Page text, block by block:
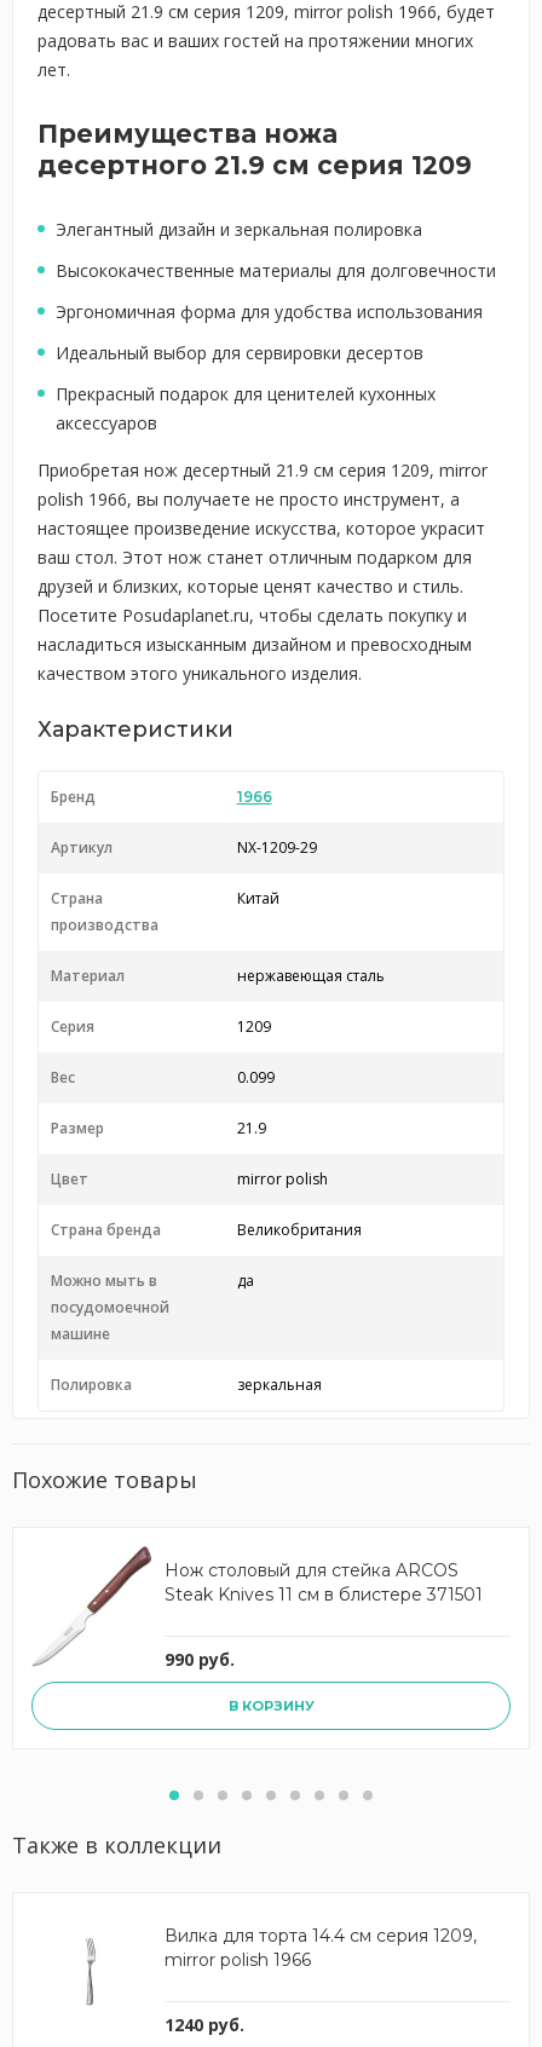
десертный 21.9 см серия 1209, mirror polish 1966, будет
радовать вас и ваших гостей на протяжении многих
лет.
Преимущества ножа
десертного 21.9 см серия 1209
Элегантный дизайн и зеркальная полировка
Высококачественные материалы для долговечности
Эргономичная форма для удобства использования
Идеальный выбор для сервировки десертов
Прекрасный подарок для ценителей кухонных
аксессуаров
Приобретая нож десертный 21.9 см серия 1209, mirror
polish 1966, вы получаете не просто инструмент, а
настоящее произведение искусства, которое украсит
ваш стол. Этот нож станет отличным подарком для
друзей и близких, которые ценят качество и стиль.
Посетите Posudaplanet.ru, чтобы сделать покупку и
насладиться изысканным дизайном и превосходным
качеством этого уникального изделия.
Характеристики
Бренд 1966
Артикул NX-1209-29
Страна
производства
Китай
Материал нержавеющая сталь
Серия 1209
Вес 0.099
Размер 21.9
Цвет mirror polish
Страна бренда Великобритания
Можно мыть в
посудомоечной
машине
да
Полировка зеркальная
Похожие товары
Нож столовый для стейка ARCOS
Steak Knives 11 см в блистере 371501
990 руб.
В КОРЗИНУ
Также в коллекции
Вилка для торта 14.4 см серия 1209,
mirror polish 1966
1240 руб.